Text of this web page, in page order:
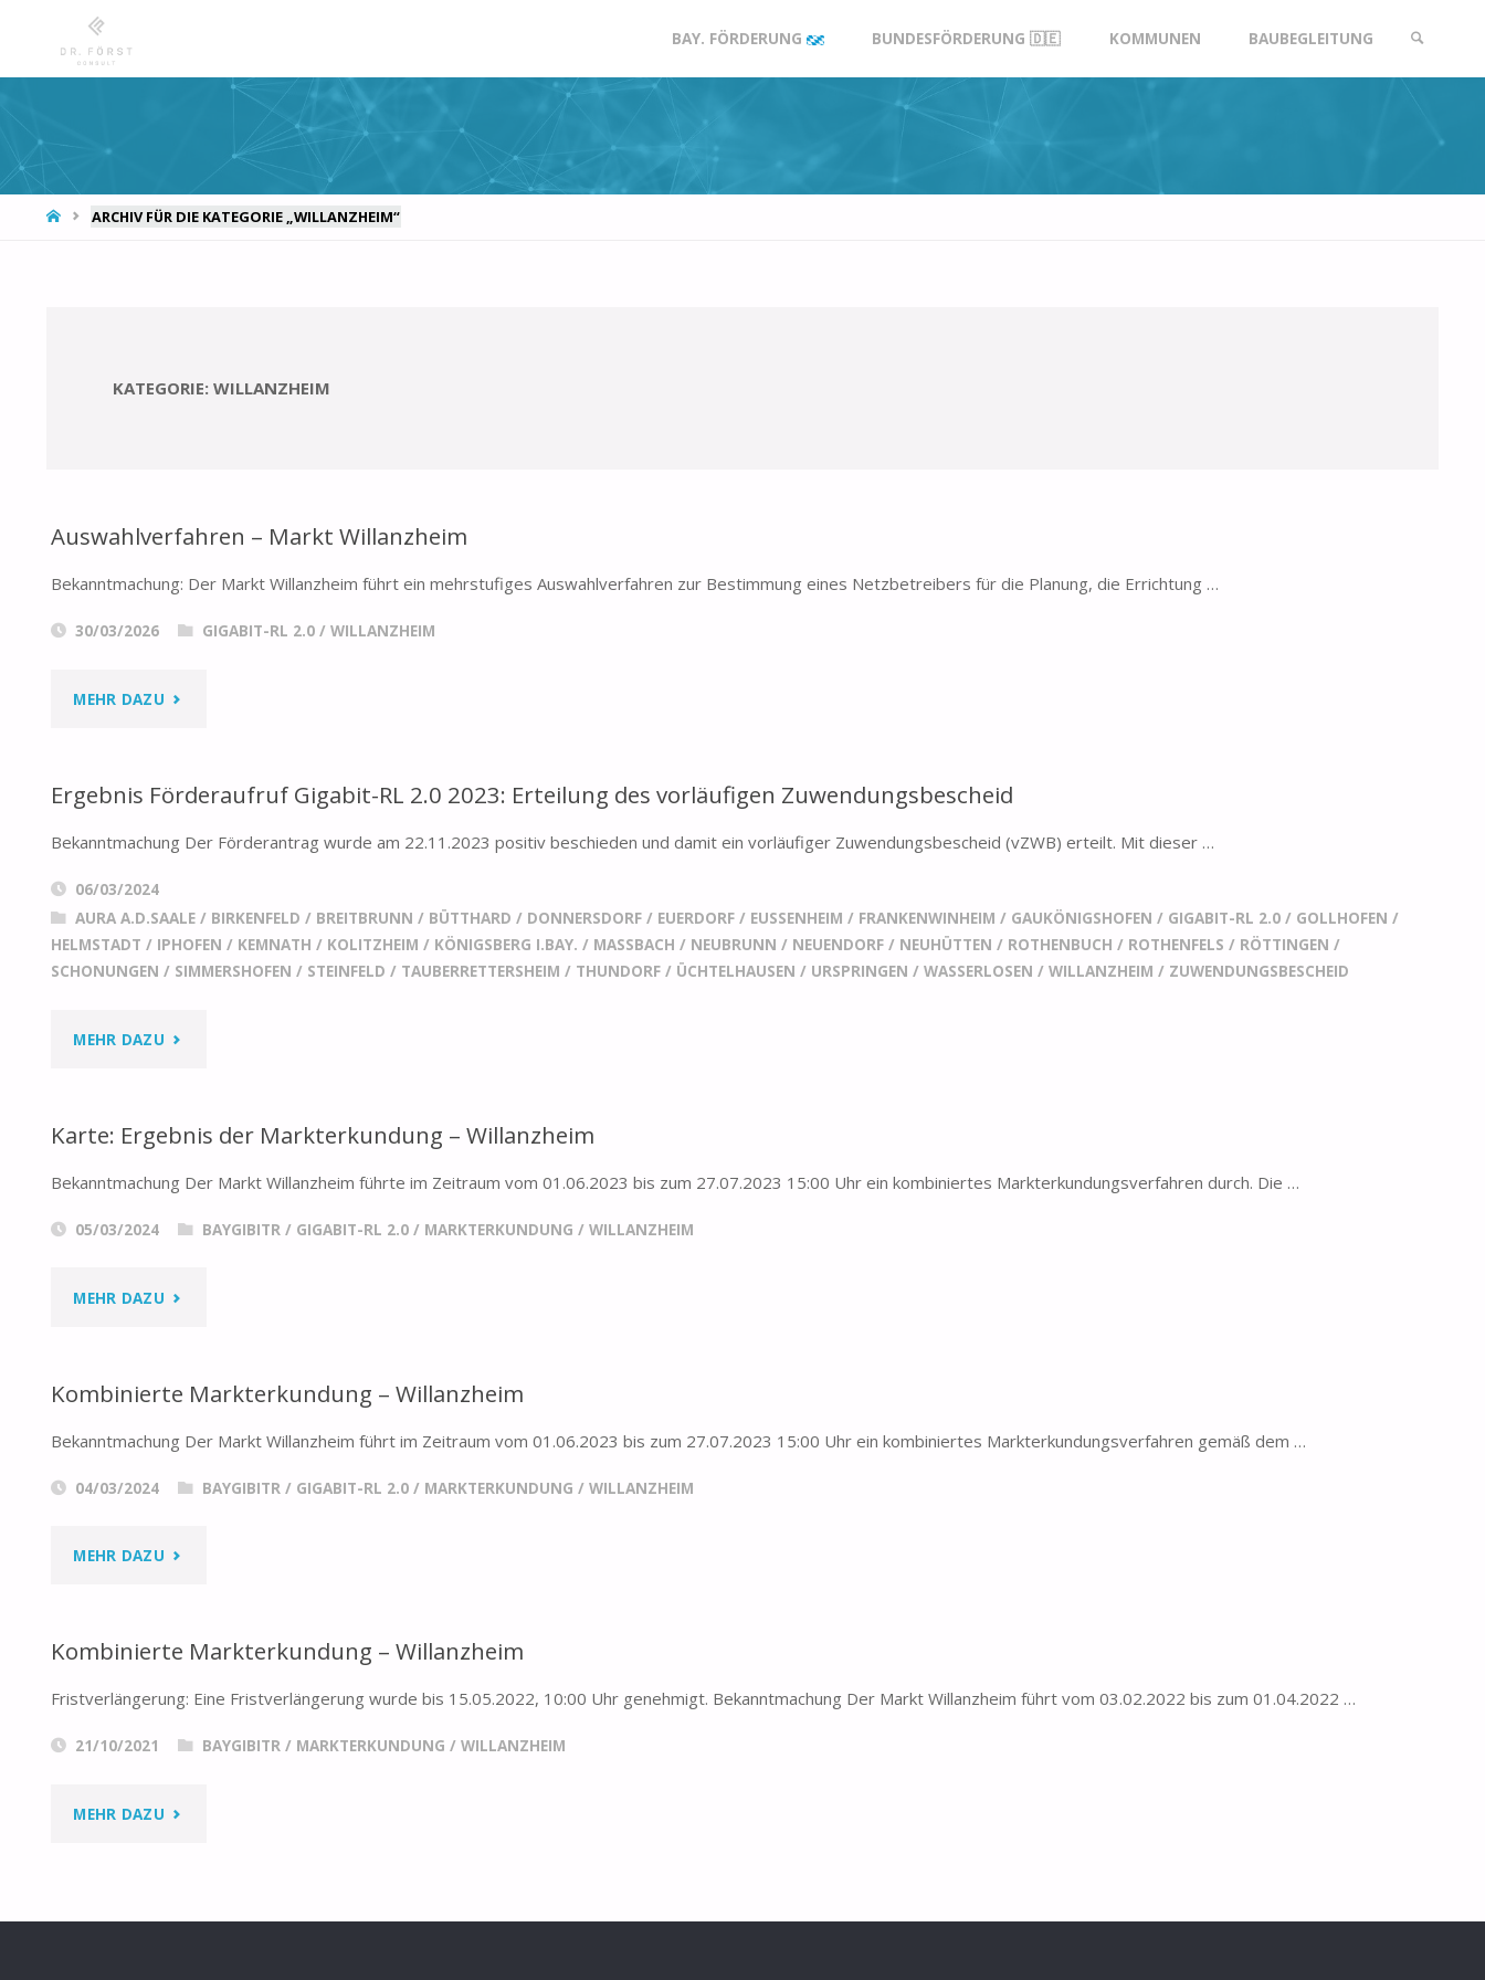
Zum
springen
BAY. FÖRDERUNG BUNDESFÖRDERUNG 🇩🇪 KOMMUNEN BAUBEGLEITUNG
STARTARCHIV FÜR DIE KATEGORIE „WILLANZHEIM“
KATEGORIE: WILLANZHEIM
Auswahlverfahren – Markt Willanzheim
Bekanntmachung: Der Markt Willanzheim führt ein mehrstufiges Auswahlverfahren zur Bestimmung eines Netzbetreibers für die Planung, die Errichtung …
30/03/2026 GIGABIT-RL 2.0/ WILLANZHEIM
MEHR DAZU"AUSWAHLVERFAHREN
MARKT
WILLANZHEIM"
Ergebnis Förderaufruf Gigabit-RL 2.0 2023: Erteilung des vorläufigen Zuwendungsbescheid
Bekanntmachung Der Förderantrag wurde am 22.11.2023 positiv beschieden und damit ein vorläufiger Zuwendungsbescheid (vZWB) erteilt. Mit dieser …
06/03/2024
AURA A.D.SAALE/ BIRKENFELD / BREITBRUNN / BÜTTHARD / DONNERSDORF/ EUERDORF/ EUSSENHEIM / FRANKENWINHEIM / GAUKÖNIGSHOFEN / GIGABIT-RL 2.0/ GOLLHOFEN /
HELMSTADT / IPHOFEN / KEMNATH / KOLITZHEIM / KÖNIGSBERG I.BAY. / MASSBACH / NEUBRUNN / NEUENDORF / NEUHÜTTEN / ROTHENBUCH / ROTHENFELS / RÖTTINGEN /
SCHONUNGEN / SIMMERSHOFEN / STEINFELD / TAUBERRETTERSHEIM / THUNDORF / ÜCHTELHAUSEN / URSPRINGEN /WASSERLOSEN /WILLANZHEIM / ZUWENDUNGSBESCHEID
MEHR DAZU"ERGEBNIS
GIGABIT-
RL
2.0
Karte: Ergebnis der Markterkundung – Willanzheim
Bekanntmachung Der Markt Willanzheim führte im Zeitraum vom 01.06.2023 bis zum 27.07.2023 15:00 Uhr ein kombiniertes Markterkundungsverfahren durch. Die …
05/03/2024 BAYGIBITR/ GIGABIT-RL 2.0/ MARKTERKUNDUNG / WILLANZHEIM
MEHR DAZU"KARTE:
DER
MARKTERKUNDUNG
Kombinierte Markterkundung – Willanzheim
Bekanntmachung Der Markt Willanzheim führt im Zeitraum vom 01.06.2023 bis zum 27.07.2023 15:00 Uhr ein kombiniertes Markterkundungsverfahren gemäß dem …
04/03/2024 BAYGIBITR / GIGABIT-RL 2.0/ MARKTERKUNDUNG / WILLANZHEIM
MEHR DAZU"KOMBINIERTE
–
WILLANZHEIM"
Kombinierte Markterkundung – Willanzheim
Fristverlängerung: Eine Fristverlängerung wurde bis 15.05.2022, 10:00 Uhr genehmigt. Bekanntmachung Der Markt Willanzheim führt vom 03.02.2022 bis zum 01.04.2022 …
21/10/2021 BAYGIBITR/ MARKTERKUNDUNG / WILLANZHEIM
MEHR DAZU"KOMBINIERTE